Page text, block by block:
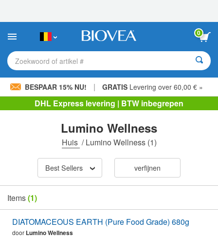
Deze
bevat
toegankelijkheidssysteem.
0
Zoekwoord of artikel #
BESPAAR 15% NU! | GRATIS Levering over 60,00 € »
DHL Express levering | BTW inbegrepen
Lumino Wellness
Huis /Lumino Wellness(1)
Best Sellers verfijnen
Items(1)
DIATOMACEOUS EARTH (Pure Food Grade) 680g
door Lumino Wellness